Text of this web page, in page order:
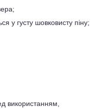
у густу шовковисту піну;
використанням,